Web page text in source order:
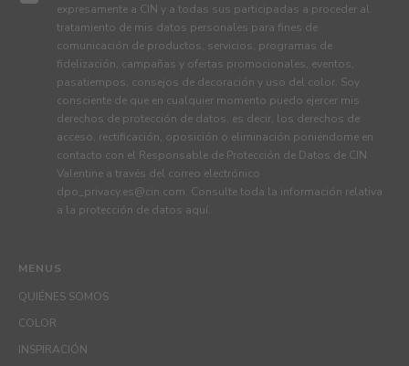
MENUS
QUIÉNES SOMOS
COLOR
INSPIRACIÓN
expresamente a CIN y a todas sus participadas a proceder al
tratamiento de mis datos personales para fines de
comunicación de productos, servicios, programas de
fidelización, campañas y ofertas promocionales, eventos,
pasatiempos, consejos de decoración y uso del color. Soy
consciente de que en cualquier momento puedo ejercer mis
derechos de protección de datos, es decir, los derechos de
acceso, rectificación, oposición o eliminación poniéndome en
contacto con el Responsable de Protección de Datos de CIN
Valentine a través del correo electrónico
dpo_privacy.es@cin.com. Consulte toda la información relativa
a la protección de datos aquí.